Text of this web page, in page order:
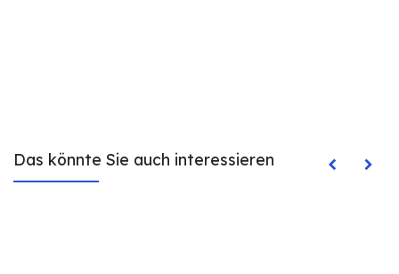
Das könnte Sie auch interessieren